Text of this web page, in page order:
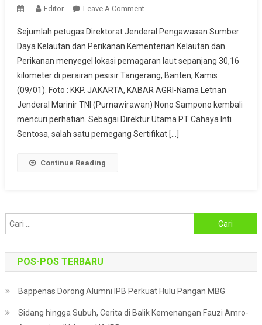
Editor Leave A CommentOn
Reklamasi
Dan
Pagar
Laut
Tangerang,
Ada
Nama
Nono
Sejumlah petugas Direktorat Jenderal Pengawasan Sumber
Daya Kelautan dan Perikanan Kementerian Kelautan dan
Perikanan menyegel lokasi pemagaran laut sepanjang 30,16
kilometer di perairan pesisir Tangerang, Banten, Kamis
(09/01). Foto : KKP. JAKARTA, KABAR AGRI-Nama Letnan
Jenderal Marinir TNI (Purnawirawan) Nono Sampono kembali
mencuri perhatian. Sebagai Direktur Utama PT Cahaya Inti
Sentosa, salah satu pemegang Sertifikat […]
Continue Reading
untuk:
POS-POS TERBARU
Bappenas Dorong Alumni IPB Perkuat Hulu Pangan MBG
Sidang hingga Subuh, Cerita di Balik Kemenangan Fauzi Amro-